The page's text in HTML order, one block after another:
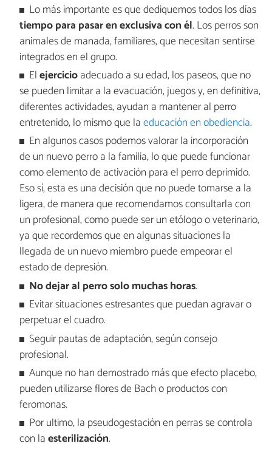
Lo más importante es que dediquemos todos los días
tiempo para pasar en exclusiva con él. Los perros son
animales de manada, familiares, que necesitan sentirse
integrados en el grupo.
Elejercicioadecuado a su edad, los paseos, que no
se pueden limitar a la evacuación, juegos y, en definitiva,
diferentes actividades, ayudan a mantener al perro
entretenido, lo mismo que laeducación en obediencia.
En algunos casos podemos valorar la incorporación
de un nuevo perro a la familia, lo que puede funcionar
como elemento de activación para el perro deprimido.
Eso sí, esta es una decisión que no puede tomarse a la
ligera, de manera que recomendamos consultarla con
un profesional, como puede ser un etólogo o veterinario,
ya que recordemos que en algunas situaciones la
llegada de un nuevo miembro puede empeorar el
estado de depresión.
No dejar al perro solo muchas horas.
Evitar situaciones estresantes que puedan agravar o
perpetuar el cuadro.
Seguir pautas de adaptación, según consejo
profesional.
Aunque no han demostrado más que efecto placebo,
pueden utilizarse flores de Bach o productos con
feromonas.
Por ultimo, la pseudogestación en perras se controla
con laesterilización.